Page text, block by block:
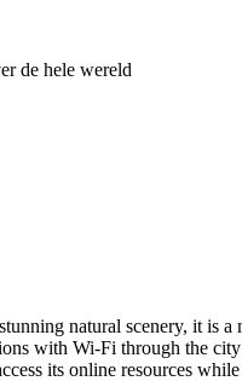
de hele wereld
natural scenery, it is a
with Wi-Fi through the
its online resources